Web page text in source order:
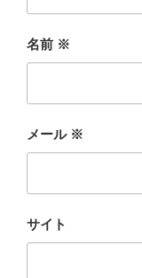
名前 ※
メール ※
サイト